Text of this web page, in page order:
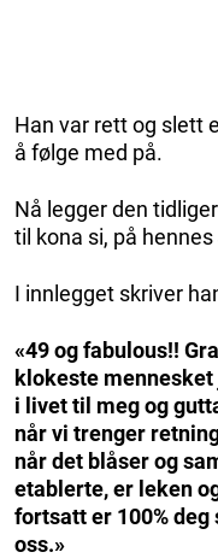
Han var rett og slett
å følge med på.
Nå legger den
til kona si, på
I innlegget skriver
«49 og fabulous!!
klokeste
i livet til meg og
når vi trenger
når det blåser og
etablerte, er leken
fortsatt er 100%
oss.»